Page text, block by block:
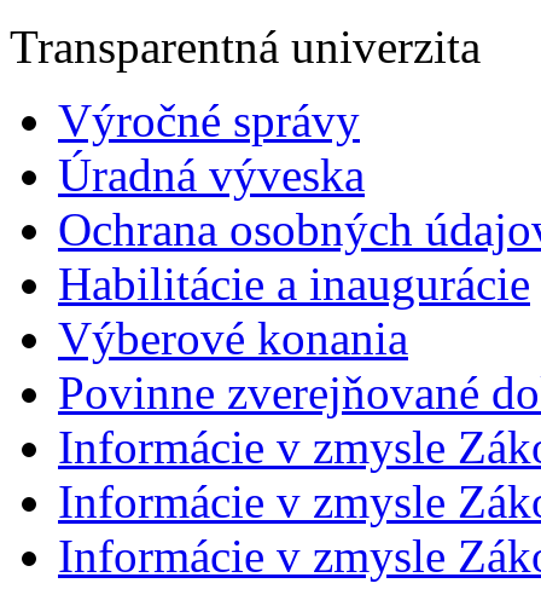
Transparentná univerzita
Výročné správy
Úradná výveska
Ochrana osobných
Habilitácie a inaugurácie
Výberové konania
Povinne zverejňované
Informácie v zmysle
Informácie v zmysle
Informácie v zmysle